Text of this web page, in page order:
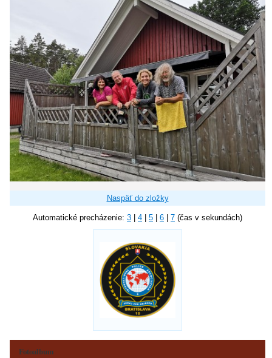
Naspäť do zložky
Automatické precházenie: 3 4 5 6 7 (čas v sekundách)
Fotoalbum